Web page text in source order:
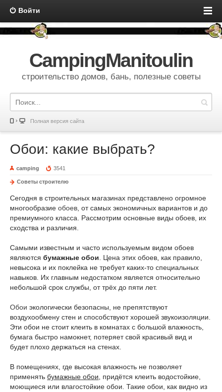
Войти
CampingManitoulin
строительство домов, бань, полезные советы
Полная версия сайта
Обои: какие выбрать?
camping 3541
Советы строителю
Сегодня в строительных магазинах представлено огромное
многообразие обоев , от самых экономичных вариантов и до
премиумного класса. Рассмотрим основные виды обоев, их
сходства и различия.
Самыми известным и часто используемым видом обоев
являются бумажные обои . Цена этих обоев, как правило,
невысока и их поклейка не требует каких-то специальных
навыков. Их главным недостатком является относительно
небольшой срок службы, от трёх до пяти лет.
Обои экологически безопасны, не препятствуют
воздухообмену стен и способствуют хорошей звукоизоляции.
Эти обои не стоит клеить в комнатах с большой влажность,
бумага быстро намокнет, потеряет свой красивый вид и
будет плохо держаться на стенах.
В помещениях, где высокая влажность не позволяет
применять бумажные обои , придётся клеить водостойкие,
моющиеся или влагостойкие обои. Такие обои, как видно из